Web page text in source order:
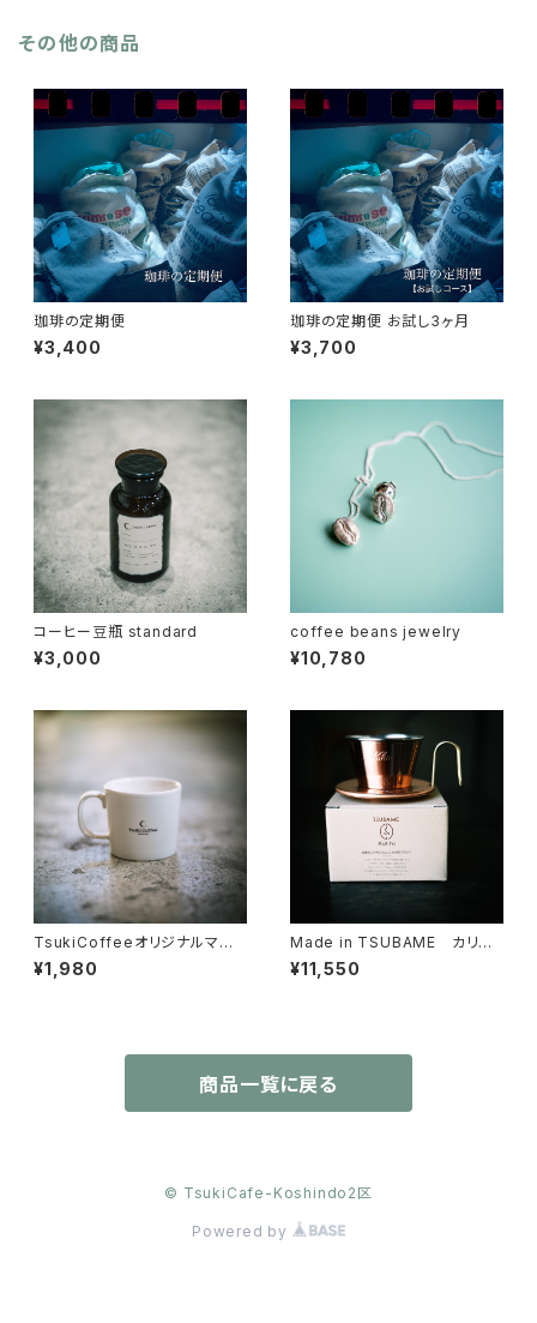
その他の商品
珈琲の定期便
¥3,400
珈琲の定期便 お試し3ヶ月
¥3,700
コーヒー豆瓶 standard
¥3,000
coffee beans jewelry
¥10,780
TsukiCoffeeオリジナルマグ
(ブラウン)
¥1,980
Made in TSUBAME カリタ
WAVEフィルター
¥11,550
商品一覧に戻る
© TsukiCafe-Koshindo2区
Powered by